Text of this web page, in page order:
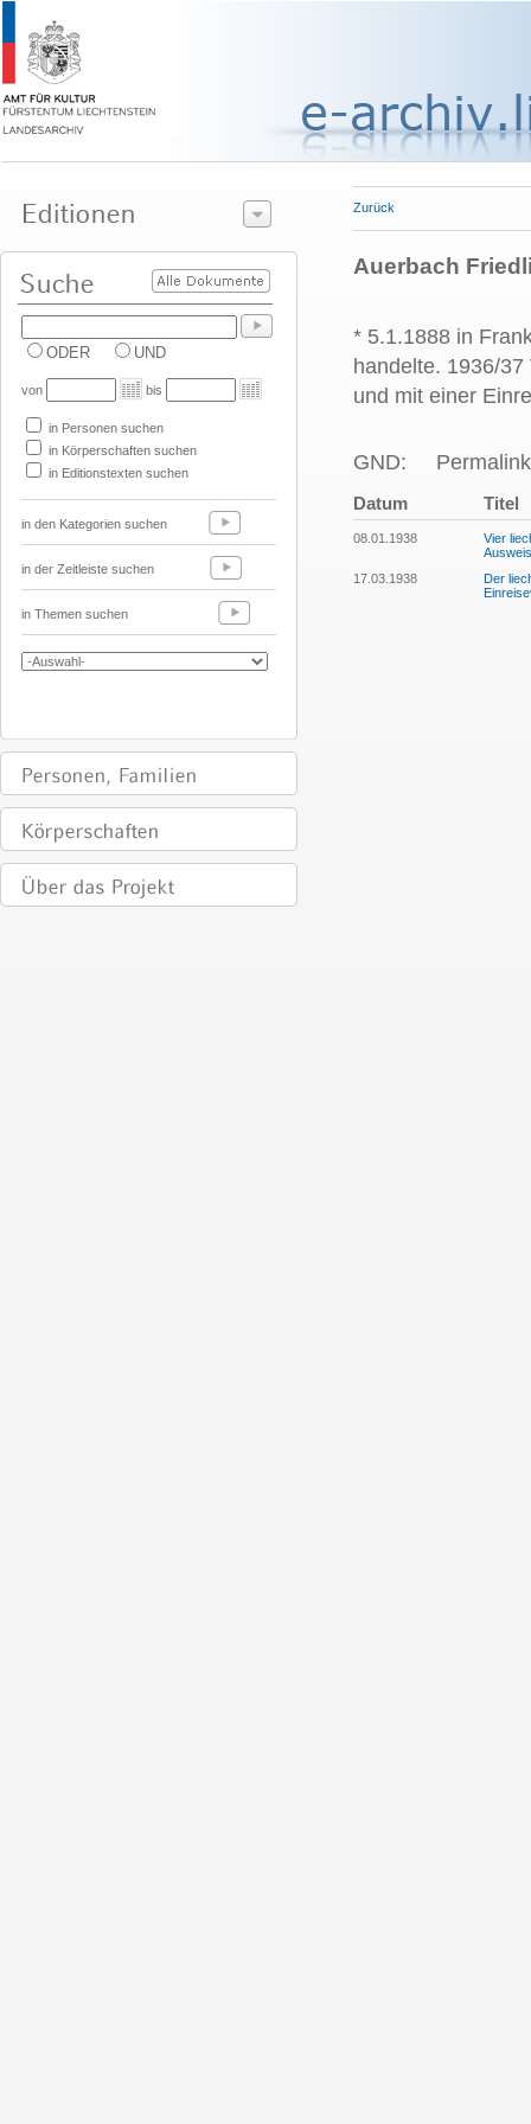
ODER UND
von bis
in Personen suchen
in Körperschaften suchen
in Editionstexten suchen
in den Kategorien suchen
in der Zeitleiste suchen
in Themen suchen
Zurück
Auerbach
* 5.1.1888 in
handelte. 1936/
und mit einer
GND:
Datum Titel
08.01.1938
Vier
17.03.1938
Der